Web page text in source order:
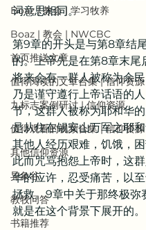
Boaz | 教会 | 学习牧养
Boaz | 教会 | NWCBC
首页推送文章
值得阅读的文章合集 | 信仰资源
九标志案例研讨 | 信仰资源
值得观看的视频合集 | 信仰资源
其他信仰资源
异象谷
教牧问答
书籍推荐
词意思相同。
第9章的开头是与第8章结
的。上帝先是在第8章末尾
将来会有一群人被称为余
乃是谨守遵行上帝话语的
节，这群人被称为耶和华
是从住在锡安山万军之耶
其他人经历艰难，饥饿，
此而咒骂抱怨上帝时，这
华的应许，忍受痛苦，以
拯救。9章中关于那终极弥
就是在这个背景下展开的。